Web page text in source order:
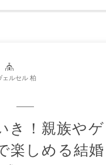
ェルセル 柏
き！親族やゲ
楽しめる結婚